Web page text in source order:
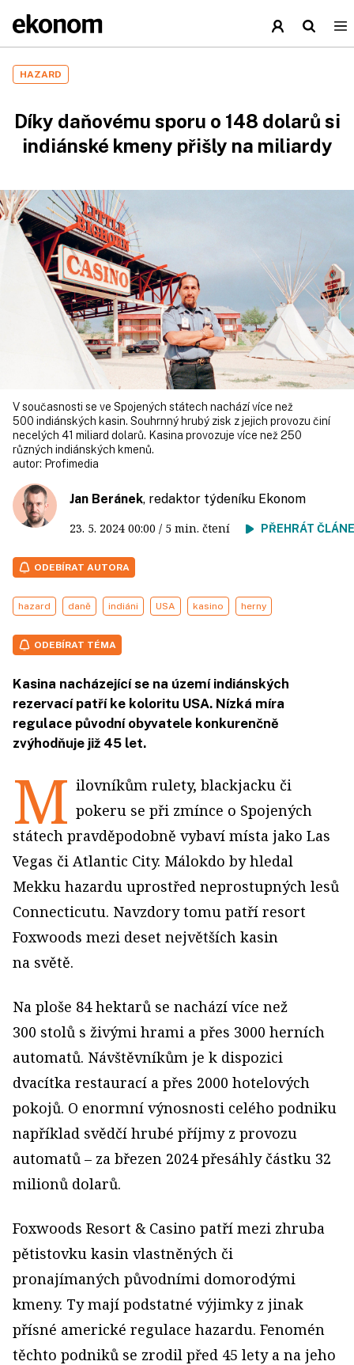
HAZARD
Díky daňovému sporu o 148 dolarů si
indiánské kmeny přišly na miliardy
V současnosti se ve Spojených státech nachází více než
500 indiánských kasin. Souhrnný hrubý zisk z jejich provozu činí
necelých 41 miliard dolarů. Kasina provozuje více než 250
různých indiánských kmenů.
autor: Profimedia
Jan Beránek, redaktor týdeníku Ekonom
23. 5. 2024 00:00 / 5 min. čtení PŘEHRÁT
ODEBÍRAT AUTORA
hazard daně indiáni USA kasino herny
ODEBÍRAT TÉMA
Kasina nacházející se na území indiánských
rezervací patří ke koloritu USA. Nízká míra
regulace původní obyvatele konkurenčně
zvýhodňuje již 45 let.
M ilovníkům rulety, blackjacku či
pokeru se při zmínce o Spojených
státech pravděpodobně vybaví místa jako Las
Vegas či Atlantic City. Málokdo by hledal
Mekku hazardu uprostřed neprostupných lesů
Connecticutu. Navzdory tomu patří resort
Foxwoods mezi deset největších kasin
na světě.
Na ploše 84 hektarů se nachází více než
300 stolů s živými hrami a přes 3000 herních
automatů. Návštěvníkům je k dispozici
dvacítka restaurací a přes 2000 hotelových
pokojů. O enormní výnosnosti celého podniku
například svědčí hrubé příjmy z provozu
automatů – za březen 2024 přesáhly částku 32
milionů dolarů.
Foxwoods Resort & Casino patří mezi zhruba
pětistovku kasin vlastněných či
pronajímaných původními domorodými
kmeny. Ty mají podstatné výjimky z jinak
přísné americké regulace hazardu. Fenomén
těchto podniků se zrodil před 45 lety a na jeho